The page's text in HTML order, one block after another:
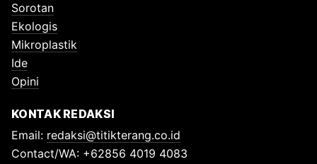
Sorotan
Ekologis
Mikroplastik
Ide
Opini
KONTAK REDAKSI
Email: redaksi@titikterang.co.id
Contact/WA: +62856 4019 4083